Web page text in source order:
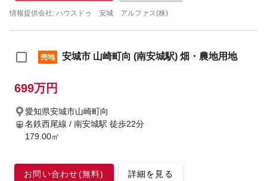
情報提供会社: ハウスドゥ 安城 アルファス(株)
売地 安城市 山崎町向 (南安城駅) 畑・農地用地
699万円
愛知県安城市山崎町向
名鉄西尾線 / 南安城駅 徒歩22分
179.00㎡
お問い合わせ(無料) 詳細を見る